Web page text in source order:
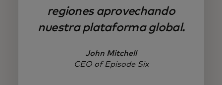
regiones aprovechando
nuestra plataforma global.
John Mitchell
CEO of Episode Six